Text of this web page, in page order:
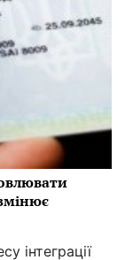
інтеграції